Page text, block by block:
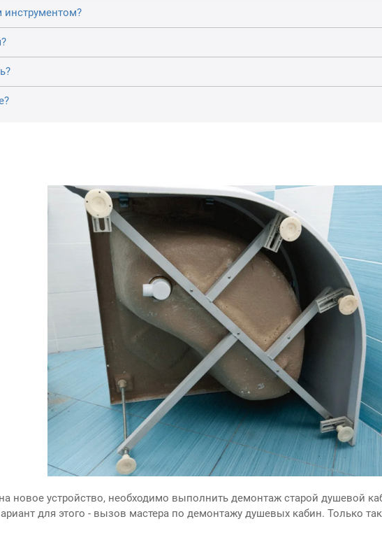
новое устройство, необходимо выполнить демонтаж старой душевой
для этого - вызов мастера по демонтажу душевых кабин. Только